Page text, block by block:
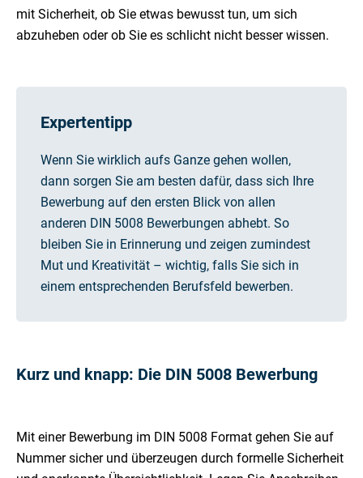
mit Sicherheit, ob Sie etwas bewusst tun, um sich
abzuheben oder ob Sie es schlicht nicht besser wissen.
Expertentipp
Wenn Sie wirklich aufs Ganze gehen wollen,
dann sorgen Sie am besten dafür, dass sich Ihre
Bewerbung auf den ersten Blick von allen
anderen DIN 5008 Bewerbungen abhebt. So
bleiben Sie in Erinnerung und zeigen zumindest
Mut und Kreativität – wichtig, falls Sie sich in
einem entsprechenden Berufsfeld bewerben.
Kurz und knapp: Die DIN 5008 Bewerbung
Mit einer Bewerbung im DIN 5008 Format gehen Sie auf
Nummer sicher und überzeugen durch formelle Sicherheit